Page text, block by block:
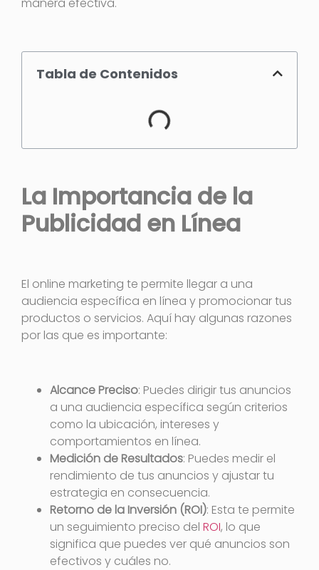
manera efectiva.
Tabla de Contenidos
La Importancia de la
Publicidad en Línea
El online marketing te permite llegar a una
audiencia específica en línea y promocionar tus
productos o servicios. Aquí hay algunas razones
por las que es importante:
Alcance Preciso: Puedes dirigir tus anuncios
a una audiencia específica según criterios
como la ubicación, intereses y
comportamientos en línea.
Medición de Resultados: Puedes medir el
rendimiento de tus anuncios y ajustar tu
estrategia en consecuencia.
Retorno de la Inversión (ROI): Esta te permite
un seguimiento preciso del ROI, lo que
significa que puedes ver qué anuncios son
efectivos y cuáles no.